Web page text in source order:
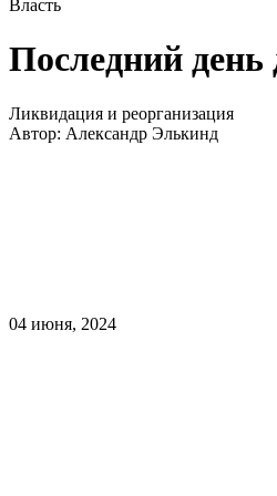
Власть
Последний
Ликвидация и реорганизация
Автор: Александр Элькинд
04 июня, 2024